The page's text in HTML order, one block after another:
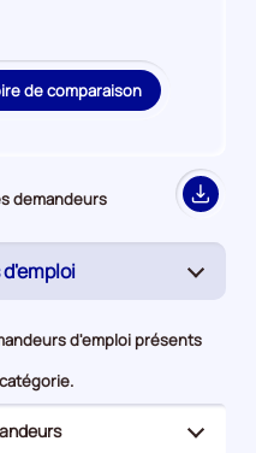
de comparaison
demandeurs
Export
d'emploi présents